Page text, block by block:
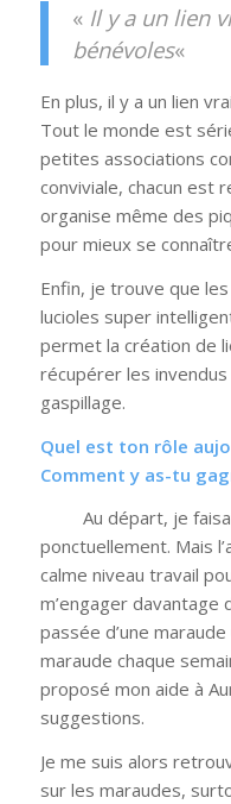
« Il y a un lien
bénévoles«
En plus, il y a un lien
Tout le monde est
petites associations
conviviale, chacun est
organise même des
pour mieux se
Enfin, je trouve que
lucioles super
permet la création de
récupérer les
gaspillage.
Quel est ton rôle
Comment y as-tu
Au départ, je
ponctuellement. Mais
calme niveau travail
m’engager davantage
passée d’une
maraude chaque
proposé mon aide à
suggestions.
Je me suis alors
sur les maraudes,